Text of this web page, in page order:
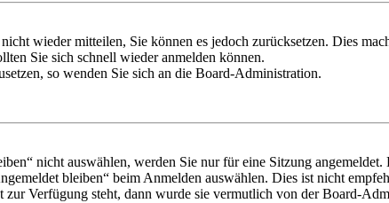
wieder mitteilen, Sie können es jedoch zurücksetzen. Dies
Sie sich schnell wieder anmelden können.
so wenden Sie sich an die Board-Administration.
nicht auswählen, werden Sie nur für eine Sitzung
bleiben“ beim Anmelden auswählen. Dies ist nicht
Verfügung steht, dann wurde sie vermutlich von der Board-